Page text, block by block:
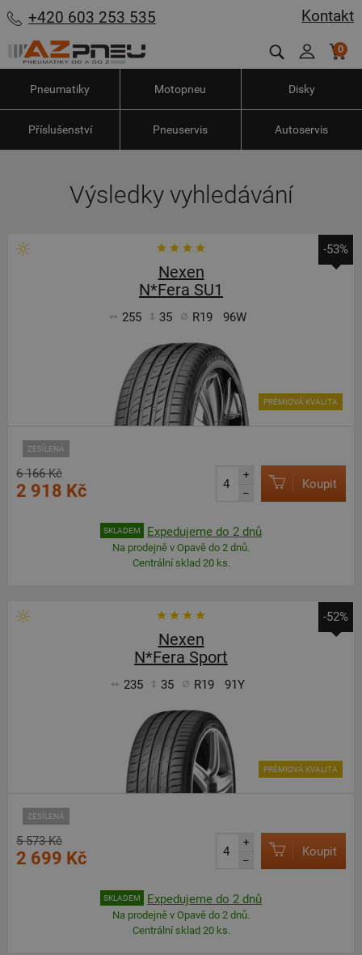
Kontakt
+420 603 253 535
0
Pneumatiky Motopneu Disky
Příslušenství Pneuservis Autoservis
Výsledky vyhledávání
-53%
Nexen
N*Fera SU1
255 35 R19 96W
ZESÍLENÁ
PRÉMIOVÁ KVALITA
6 166 Kč
2 918 Kč
+
–
Koupit
SKLADEM Expedujeme do 2 dnů
Na prodejně v Opavě do 2 dnů.
Centrální sklad 20 ks.
-52%
Nexen
N*Fera Sport
235 35 R19 91Y
ZESÍLENÁ
PRÉMIOVÁ KVALITA
5 573 Kč
2 699 Kč
+
–
Koupit
SKLADEM Expedujeme do 2 dnů
Na prodejně v Opavě do 2 dnů.
Centrální sklad 20 ks.